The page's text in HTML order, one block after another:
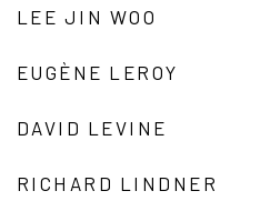
LEE JIN WOO
EUGÈNE LEROY
DAVID LEVINE
RICHARD LINDNER